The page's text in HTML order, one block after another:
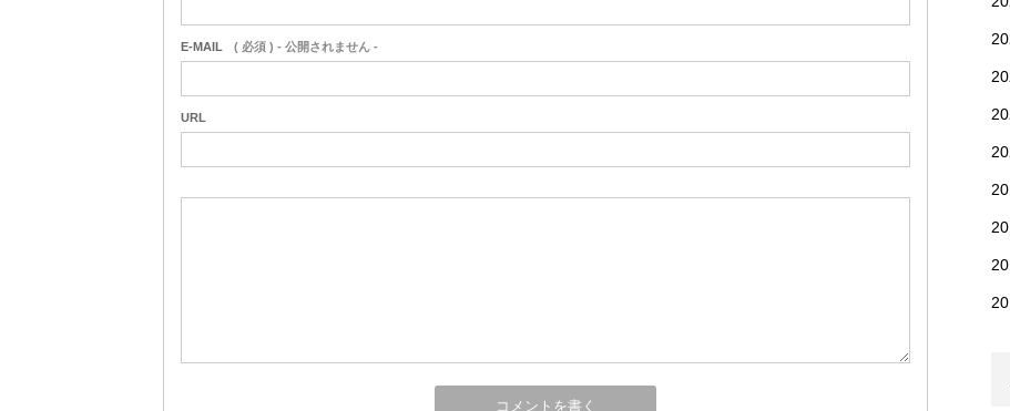
E-MAIL ( 必須 ) - 公開されません -
URL